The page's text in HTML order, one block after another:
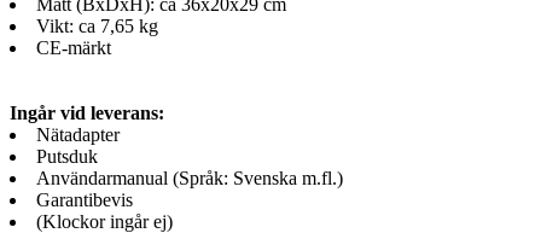
Vikt: ca 7,65 kg
CE-märkt
Ingår vid leverans:
Nätadapter
Putsduk
Användarmanual (Språk: Svenska m.fl.)
Garantibevis
(Klockor ingår ej)